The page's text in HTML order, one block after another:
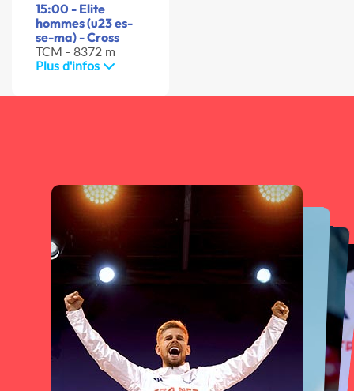
15:00 - Elite
hommes (u23 es-
se-ma) - Cross
TCM - 8372 m
Plus d'infos